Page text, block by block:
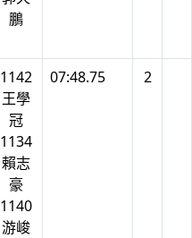
鵬
1142
王學
冠
1134
賴志
豪
1140
游峻
07:48.75 2